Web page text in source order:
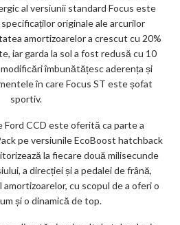
al versiunii standard Focus este
originale ale arcurilor
amortizoarelor a crescut cu 20%
iar garda la sol a fost redusă cu 10
îmbunătățesc aderența și
în care Focus ST este șofat
sportiv.
CCD este oferită ca parte a
pe versiunile EcoBoost hatchback
la fiecare două milisecunde
a direcției și a pedalei de frână,
cu scopul de a oferi o
și o dinamică de top.